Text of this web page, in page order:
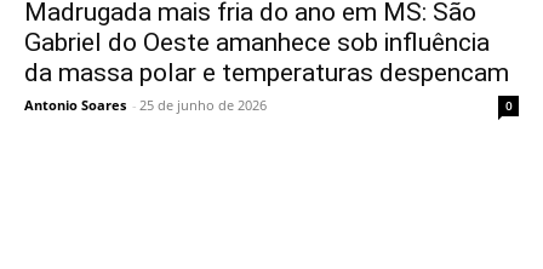
Madrugada mais fria do ano em MS: São
Gabriel do Oeste amanhece sob influência
da massa polar e temperaturas despencam
Antonio Soares - 25 de junho de 2026 0